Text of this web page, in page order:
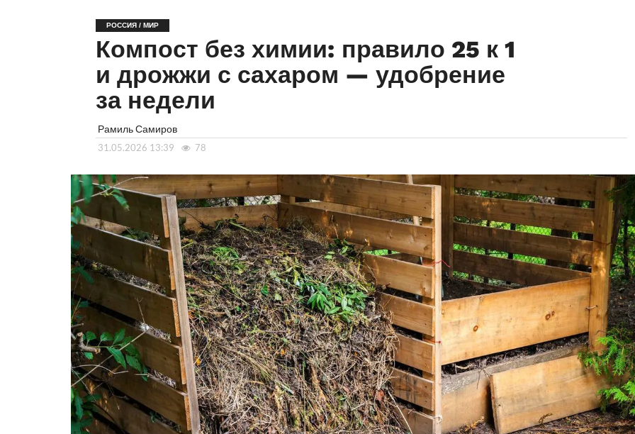
РОССИЯ / МИР
Компост без химии: правило 25 к 1
и дрожжи с сахаром — удобрение
за недели
Рамиль Самиров
31.05.2026 13:39 78